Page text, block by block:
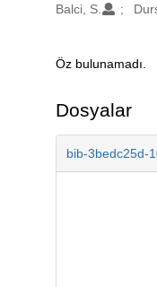
Oluşturanlar
Balci, S.
Açıklama
Öz bulunamadı.
Dosyalar
bib-3bedc25d-